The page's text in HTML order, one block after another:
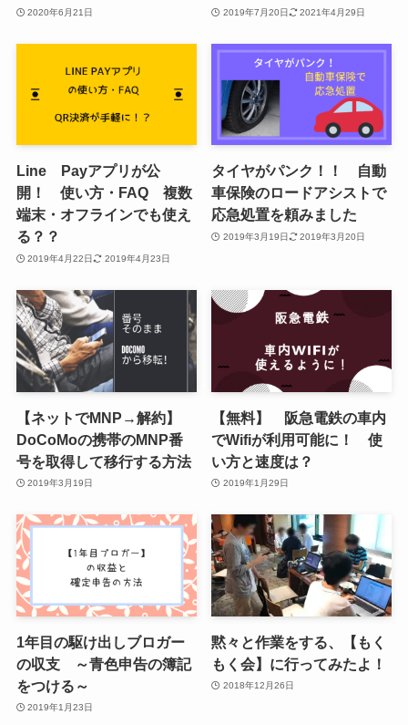
2020年6月21日 2019年7月20日 2021年4月29日
Line Payアプリが公
開！ 使い方・FAQ 複数
端末・オフラインでも使え
る？？
2019年4月22日 2019年4月23日
タイヤがパンク！！ 自動
車保険のロードアシストで
応急処置を頼みました
2019年3月19日 2019年3月20日
【ネットでMNP→解約】
DoCoMoの携帯のMNP番
号を取得して移行する方法
2019年3月19日
【無料】 阪急電鉄の車内
でWifiが利用可能に！ 使
い方と速度は？
2019年1月29日
1年目の駆け出しブロガー
の収支 ～青色申告の簿記
をつける～
2019年1月23日
黙々と作業をする、【もく
もく会】に行ってみたよ！
2018年12月26日